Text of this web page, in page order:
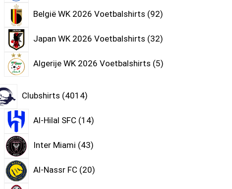
België WK 2026 Voetbalshirts 92
Japan WK 2026 Voetbalshirts 32
Algerije WK 2026 Voetbalshirts 5
Clubshirts 4014
Al-Hilal SFC 14
Inter Miami 43
Al-Nassr FC 20